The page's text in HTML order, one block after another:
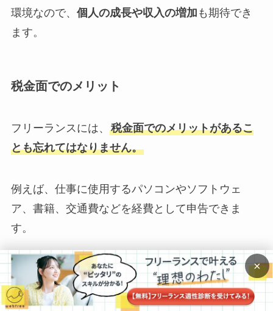
環境なので、 個人の成長や収入の増加 も期待でき
ます。
税金面でのメリット
フリーランスには、 税金面でのメリットがあるこ
とも忘れてはなりません。
例えば、仕事に使用するパソコンやソフトウェ
ア、書籍、交通費などを経費として申告できま
す。
また、自宅の一部を仕事場として使用している場
合、家賃や光熱費の一部も経費として認められる
ことがあります。
×